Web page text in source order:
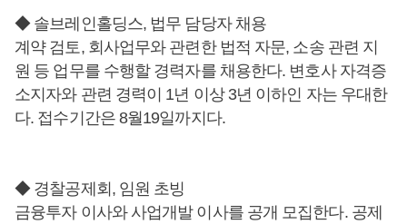
◆ 솔브레인홀딩스, 법무 담당자 채용
계약 검토, 회사업무와 관련한 법적 자문, 소송 관련 지
원 등 업무를 수행할 경력자를 채용한다. 변호사 자격증
소지자와 관련 경력이 1년 이상 3년 이하인 자는 우대한
다. 접수기간은 8월19일까지다.
◆ 경찰공제회, 임원 초빙
금융투자 이사와 사업개발 이사를 공개 모집한다. 공제